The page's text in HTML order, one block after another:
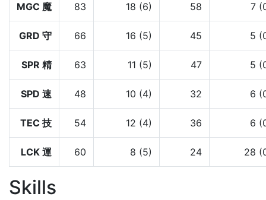
MGC 魔 83 18 (6) 58 7
GRD 守 66 16 (5) 45 5
SPR 精 63 11 (5) 47 5
SPD 速 48 10 (4) 32 6
TEC 技 54 12 (4) 36 6
LCK 運 60 8 (5) 24 28
Skills